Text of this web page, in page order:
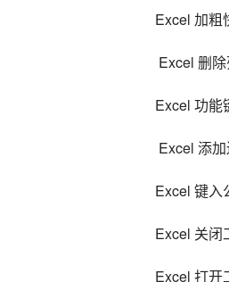
Excel 加
Excel 删
Excel 功
Excel 添
Excel 键
Excel 关
Excel 打开